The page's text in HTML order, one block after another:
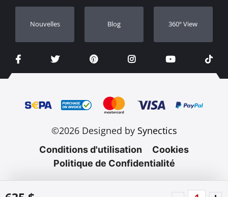
Nouvelles Blog 360º View
©2026 Designed by Synectics
Conditions d'utilisation
Cookies
Politique de Confidentialité